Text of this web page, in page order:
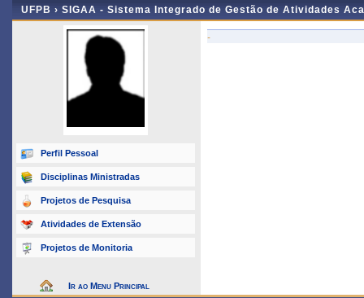
UFPB › SIGAA - Sistema Integrado de Gestão de Atividades
Perfil Pessoal
Disciplinas Ministradas
Projetos de Pesquisa
Atividades de Extensão
Projetos de Monitoria
Ir ao Menu Principal
-